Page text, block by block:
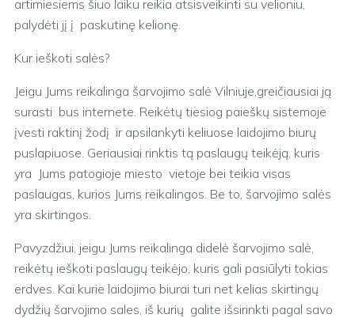
artimiesiems šiuo laiku reikia atsisveikinti su velioniu,
palydėti jį į paskutinę kelionę.
Kur ieškoti salės?
Jeigu Jums reikalinga šarvojimo salė Vilniuje,greičiausiai ją
surasti bus internete. Reikėtų tiesiog paieškų sistemoje
įvesti raktinį žodį ir apsilankyti keliuose laidojimo biurų
puslapiuose. Geriausiai rinktis tą paslaugų teikėją, kuris
yra Jums patogioje miesto vietoje bei teikia visas
paslaugas, kurios Jums reikalingos. Be to, šarvojimo salės
yra skirtingos.
Pavyzdžiui, jeigu Jums reikalinga didelė šarvojimo salė,
reikėtų ieškoti paslaugų teikėjo, kuris gali pasiūlyti tokias
erdves. Kai kurie laidojimo biurai turi net kelias skirtingų
dydžių šarvojimo sales, iš kurių galite išsirinkti pagal savo